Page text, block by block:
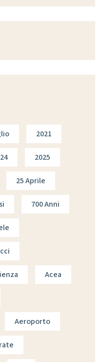
2021
2025
25 Aprile
700 Anni
Acea
Aeroporto